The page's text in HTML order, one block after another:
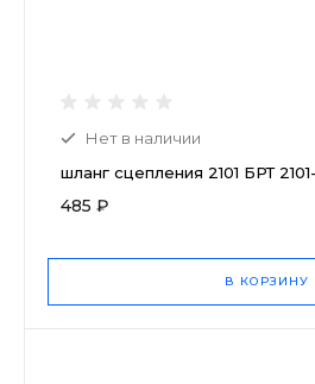
Нет в наличии
шланг сцепления 2101 БРТ
485 ₽
В КОРЗИНУ